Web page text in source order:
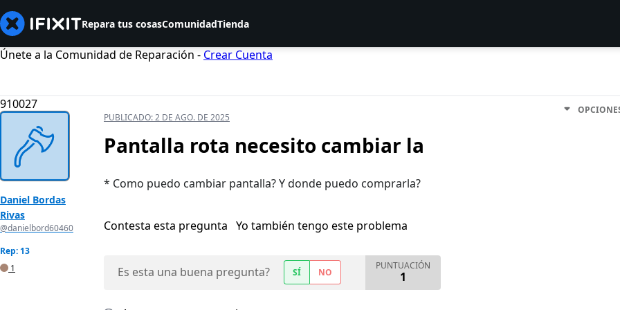
Repara tus cosasComunidadTienda
Únete a la Comunidad de Reparación - Crear Cuenta
910027
Daniel Bordas
Rivas
@danielbord60460
Rep: 13
1
PUBLICADO:2 DE AGO. DE 2025
Pantalla rota necesito cambiar la
* Como puedo cambiar pantalla? Y donde puedo comprarla?
Contesta esta pregunta Yo también tengo este problema
Es esta una buena pregunta? SÍ NO
PUNTUACIÓN
1